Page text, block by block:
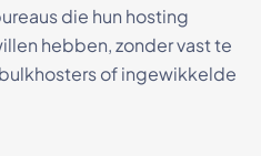
die hun hosting
hebben, zonder vast te
of ingewikkelde